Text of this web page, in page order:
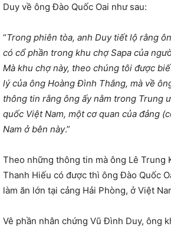
Duy về ông Đào Quốc Oai như sau:
“Trong phiên tòa, anh Duy tiết lộ rằng
có cổ phần trong khu chợ Sapa của
Mà khu chợ này, theo chúng tôi được
lý của ông Hoàng Đình Thắng, mà về
thông tin rằng ông ấy nằm trong Trung
quốc Việt Nam, một cơ quan của đảng
Nam ở bên này.”
Theo những thông tin mà ông Lê Trung
Thanh Hiếu có được thì ông Đào Quốc
làm ăn lớn tại cảng Hải Phòng, ở Việt
Vê phần nhân chứng Vũ Đình Duy, ông